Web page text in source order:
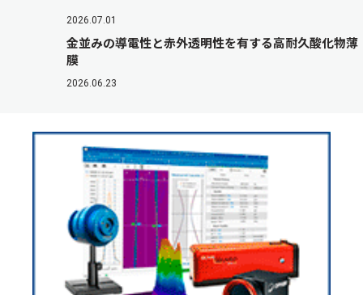
2026.07.01
金並みの導電性と赤外透明性を有する高耐久酸化物薄
膜
2026.06.23